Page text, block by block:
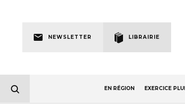
navigation
NEWSLETTER LIBRAIRIE
EN RÉGION EXERCICE